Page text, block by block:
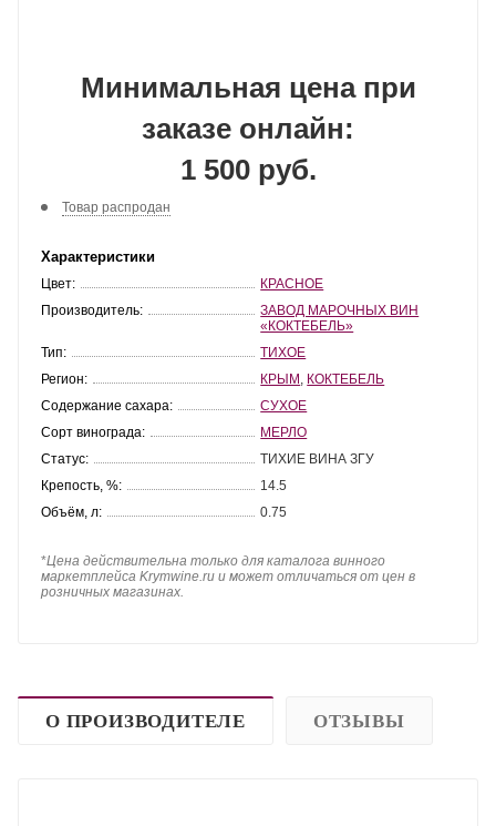
Минимальная цена при
заказе онлайн:
1 500 руб.
Товар распродан
Характеристики
Цвет:
КРАСНОЕ
Производитель:
ЗАВОД МАРОЧНЫХ ВИН
«КОКТЕБЕЛЬ»
Тип:
ТИХОЕ
Регион:
КРЫМ КОКТЕБЕЛЬ
Содержание сахара:
СУХОЕ
Сорт винограда:
МЕРЛО
Статус:
ТИХИЕ ВИНА ЗГУ
Крепость, %:
14.5
Объём, л:
0.75
*Цена действительна только для каталога винного
маркетплейса Krymwine.ru и может отличаться от цен в
розничных магазинах.
О ПРОИЗВОДИТЕЛЕ ОТЗЫВЫ